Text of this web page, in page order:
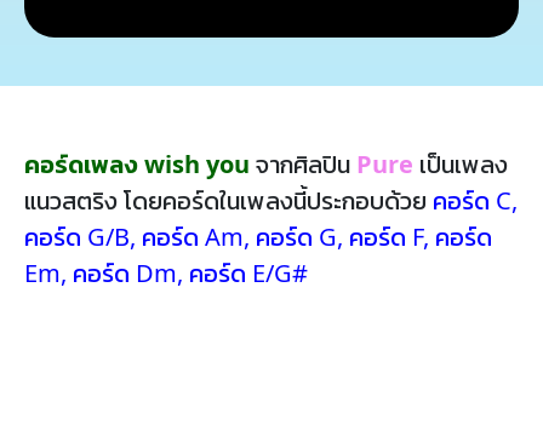
คอร์ดเพลง wish you จากศิลปิน Pure เป็นเพลง
แนวสตริง โดยคอร์ดในเพลงนี้ประกอบด้วย คอร์ด C,
คอร์ด G/B, คอร์ด Am, คอร์ด G, คอร์ด F, คอร์ด
Em, คอร์ด Dm, คอร์ด E/G#